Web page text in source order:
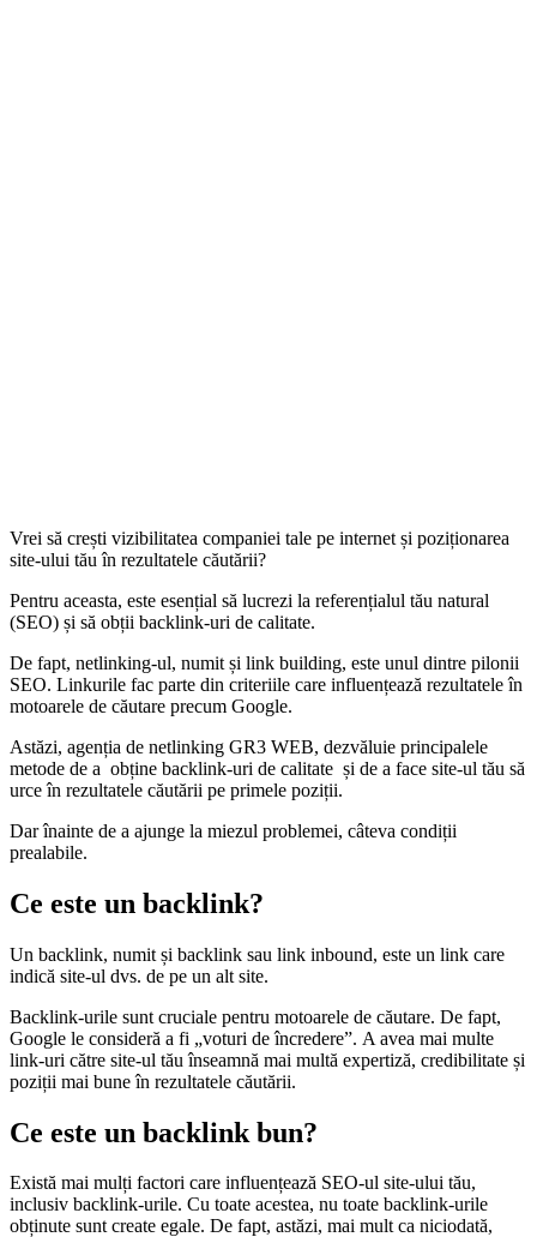
Vrei să crești vizibilitatea companiei tale pe internet și poziționarea
site-ului tău în rezultatele căutării?
Pentru aceasta, este esențial să lucrezi la referențialul tău natural
(SEO) și să obții backlink-uri de calitate.
De fapt, netlinking-ul, numit și link building, este unul dintre pilonii
SEO. Linkurile fac parte din criteriile care influențează rezultatele în
motoarele de căutare precum Google.
Astăzi, agenția de netlinking GR3 WEB, dezvăluie principalele
metode de a obține backlink-uri de calitate și de a face site-ul tău să
urce în rezultatele căutării pe primele poziții.
Dar înainte de a ajunge la miezul problemei, câteva condiții
prealabile.
Ce este un backlink?
Un backlink, numit și backlink sau link inbound, este un link care
indică site-ul dvs. de pe un alt site.
Backlink-urile sunt cruciale pentru motoarele de căutare. De fapt,
Google le consideră a fi „voturi de încredere”. A avea mai multe
link-uri către site-ul tău înseamnă mai multă expertiză, credibilitate și
poziții mai bune în rezultatele căutării.
Ce este un backlink bun?
Există mai mulți factori care influențează SEO-ul site-ului tău,
inclusiv backlink-urile. Cu toate acestea, nu toate backlink-urile
obținute sunt create egale. De fapt, astăzi, mai mult ca niciodată,